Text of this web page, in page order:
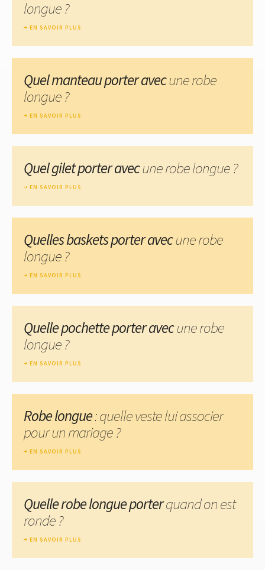
longue ?
EN SAVOIR PLUS
Quel manteau porter avecune robe
longue ?
EN SAVOIR PLUS
Quel gilet porter avecune robe longue ?
EN SAVOIR PLUS
Quelles baskets porter avecune robe
longue ?
EN SAVOIR PLUS
Quelle pochette porter avecune robe
longue ?
EN SAVOIR PLUS
Robe longue: quelle veste lui associer
pour un mariage ?
EN SAVOIR PLUS
Quelle robe longue porterquand on est
ronde ?
EN SAVOIR PLUS